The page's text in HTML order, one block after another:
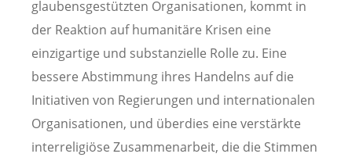
glaubensgestützten Organisationen, kommt in
der Reaktion auf humanitäre Krisen eine
einzigartige und substanzielle Rolle zu. Eine
bessere Abstimmung ihres Handelns auf die
Initiativen von Regierungen und internationalen
Organisationen, und überdies eine verstärkte
interreligiöse Zusammenarbeit, die die Stimmen